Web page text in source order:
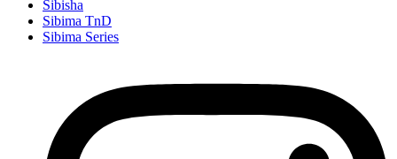
Sibisha
Sibima TnD
Sibima Series